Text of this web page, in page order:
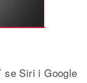
se Siri i Google